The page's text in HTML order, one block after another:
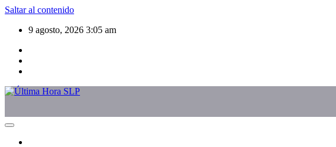
Saltar al contenido
9 agosto, 2026 3:05 am